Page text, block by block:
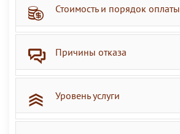
Стоимость и порядок оплаты
Причины отказа
Уровень услуги